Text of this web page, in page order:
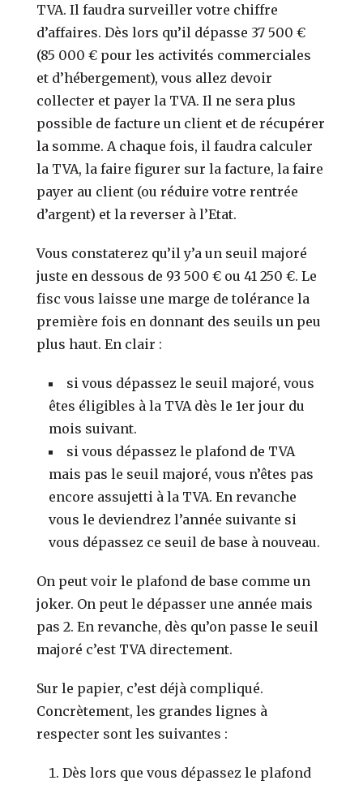
TVA. Il faudra surveiller votre chiffre
d’affaires. Dès lors qu’il dépasse 37 500 €
(85 000 € pour les activités commerciales
et d’hébergement), vous allez devoir
collecter et payer la TVA. Il ne sera plus
possible de facture un client et de récupérer
la somme. A chaque fois, il faudra calculer
la TVA, la faire figurer sur la facture, la faire
payer au client (ou réduire votre rentrée
d’argent) et la reverser à l’Etat.
Vous constaterez qu’il y’a un seuil majoré
juste en dessous de 93 500 € ou 41 250 €. Le
fisc vous laisse une marge de tolérance la
première fois en donnant des seuils un peu
plus haut. En clair :
si vous dépassez le seuil majoré, vous
êtes éligibles à la TVA dès le 1er jour du
mois suivant.
si vous dépassez le plafond de TVA
mais pas le seuil majoré, vous n’êtes pas
encore assujetti à la TVA. En revanche
vous le deviendrez l’année suivante si
vous dépassez ce seuil de base à nouveau.
On peut voir le plafond de base comme un
joker. On peut le dépasser une année mais
pas 2. En revanche, dès qu’on passe le seuil
majoré c’est TVA directement.
Sur le papier, c’est déjà compliqué.
Concrètement, les grandes lignes à
respecter sont les suivantes :
Dès lors que vous dépassez le plafond